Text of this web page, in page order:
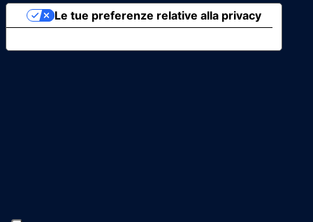
Le tue preferenze relative alla privacy